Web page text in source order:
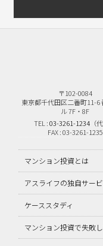
〒102-0084
東京都千代田区二番町11-6
ル 7F・8F
TEL :03-3261-1234 （
FAX : 03-3261-1235
マンション投資とは
アスライフの独自サー
ケーススタディ
マンション投資で失敗